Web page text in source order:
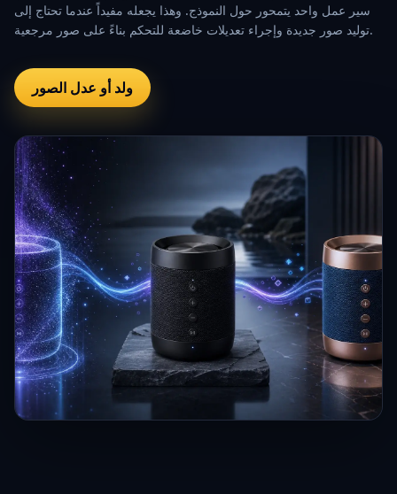
سير عمل واحد يتمحور حول النموذج. وهذا يجعله مفيداً عندما تحتاج إلى
توليد صور جديدة وإجراء تعديلات خاضعة للتحكم بناءً على صور مرجعية.
ولد أو عدل الصور